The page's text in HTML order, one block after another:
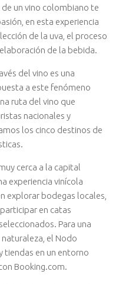
un vino colombiano te
en esta experiencia
de la uva, el proceso
de la bebida.
del vino es una
a este fenómeno
ruta del vino que
nacionales y
los cinco destinos de
cerca a la capital
experiencia vinícola
explorar bodegas locales,
en catas
Para una
el Nodo
tiendas en un entorno
Booking.com.